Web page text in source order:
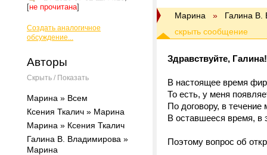
[не прочитана]
Создать аналогичное
обсуждение...
Авторы
Скрыть / Показать
Марина » Всем
Ксения Ткалич » Марина
Марина » Ксения Ткалич
Галина В. Владимирова »
Марина
Марина » Галина В.
Здравствуйте, Галина!
В настоящее время
То есть, у меня
По договору, в
В оставшееся время, в
Поэтому вопрос об